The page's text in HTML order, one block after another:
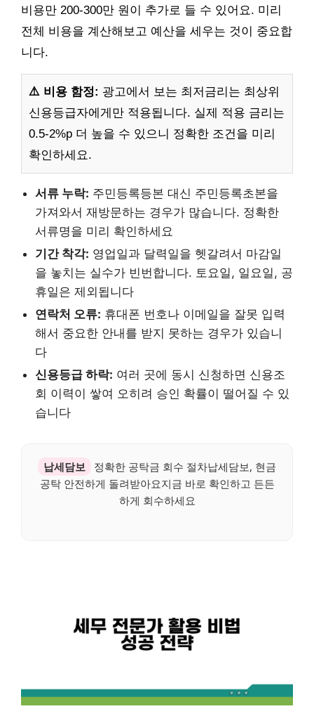
비용만 200-300만 원이 추가로 들 수 있어요. 미리
전체 비용을 계산해보고 예산을 세우는 것이 중요합
니다.
⚠️ 비용 함정: 광고에서 보는 최저금리는 최상위
신용등급자에게만 적용됩니다. 실제 적용 금리는
0.5-2%p 더 높을 수 있으니 정확한 조건을 미리
확인하세요.
서류 누락: 주민등록등본 대신 주민등록초본을
가져와서 재방문하는 경우가 많습니다. 정확한
서류명을 미리 확인하세요
기간 착각: 영업일과 달력일을 헷갈려서 마감일
을 놓치는 실수가 빈번합니다. 토요일, 일요일, 공
휴일은 제외됩니다
연락처 오류: 휴대폰 번호나 이메일을 잘못 입력
해서 중요한 안내를 받지 못하는 경우가 있습니
다
신용등급 하락: 여러 곳에 동시 신청하면 신용조
회 이력이 쌓여 오히려 승인 확률이 떨어질 수 있
습니다
납세담보
정확한 공탁금 회수 절차납세담보, 현금
공탁 안전하게 돌려받아요지금 바로 확인하고 든든
하게 회수하세요